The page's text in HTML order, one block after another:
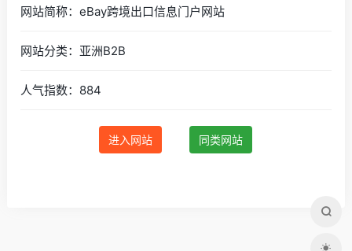
网站简称：eBay跨境出口信息门户网站
网站分类：亚洲B2B
人气指数：884
进入网站 同类网站